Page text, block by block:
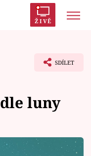
ŽIVĚ
SDÍLET
luny